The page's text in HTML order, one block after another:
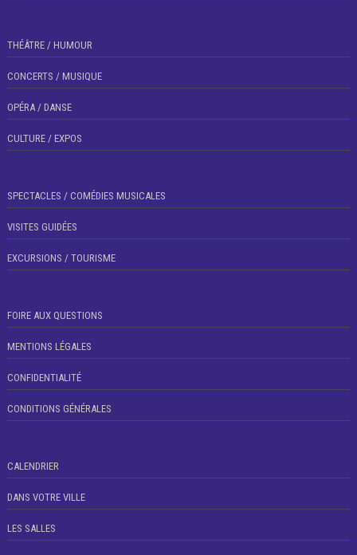
THÉÂTRE / HUMOUR
CONCERTS / MUSIQUE
OPÉRA / DANSE
CULTURE / EXPOS
SPECTACLES / COMÉDIES MUSICALES
VISITES GUIDÉES
EXCURSIONS / TOURISME
FOIRE AUX QUESTIONS
MENTIONS LÉGALES
CONFIDENTIALITÉ
CONDITIONS GÉNÉRALES
CALENDRIER
DANS VOTRE VILLE
LES SALLES